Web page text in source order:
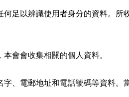
足以辨識使用者身分的資料。
會會收集相關的個人資料。
、電郵地址和電話號碼等資料。